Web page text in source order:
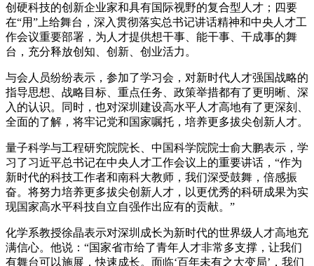
创硬科技的创新企业家和具有国际视野的复合型人才；四要
在“用”上给舞台，深入贯彻落实总书记讲话精神和中央人才工
作会议重要部署，为人才提供想干事、能干事、干成事的舞
台，充分释放创知、创新、创业活力。
与会人员纷纷表示，参加了学习会，对新时代人才强国战略的
指导思想、战略目标、重点任务、政策举措都有了更明晰、深
入的认识。同时，也对深圳建设高水平人才高地有了更深刻、
全面的了解，将牢记党和国家嘱托，培养更多拔尖创新人才。
量子科学与工程研究院院长、中国科学院院士俞大鹏表示，学
习了习近平总书记在中央人才工作会议上的重要讲话，“作为
新时代的科技工作者和南科大教师，我们深受鼓舞，倍感振
奋。将努力培养更多拔尖创新人才，以更优秀的科研成果为实
现国家高水平科技自立自强作出应有的贡献。”
化学系教授徐晶表示对深圳成长为新时代的世界级人才高地充
满信心。他说：“国家省市给了青年人才非常多支撑，让我们
有舞台可以施展，快速成长。面临‘百年未有之大变局’，我们